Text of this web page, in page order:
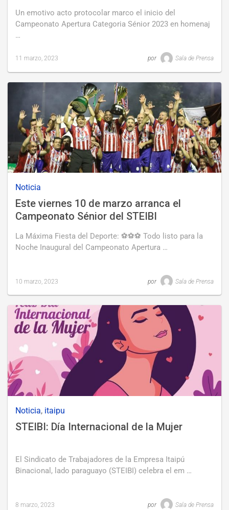
Un emotivo acto protocolar marco el inicio del
Campeonato Apertura Categoria Sénior 2023 en homenaj
…
11 marzo, 2023 por Sala de Prensa
Noticia
Este viernes 10 de marzo arranca el
Campeonato Sénior del STEIBI
La Máxima Fiesta del Deporte: ⚽⚽⚽ Todo listo para la
Noche Inaugural del Campeonato Apertura …
marzo,
2023
10 marzo, 2023 por Sala de Prensa
Noticia, itaipu
STEIBI: Día Internacional de la Mujer
El Sindicato de Trabajadores de la Empresa Itaipú
Binacional, lado paraguayo (STEIBI) celebra el em …
8 marzo, 2023 por Sala de Prensa